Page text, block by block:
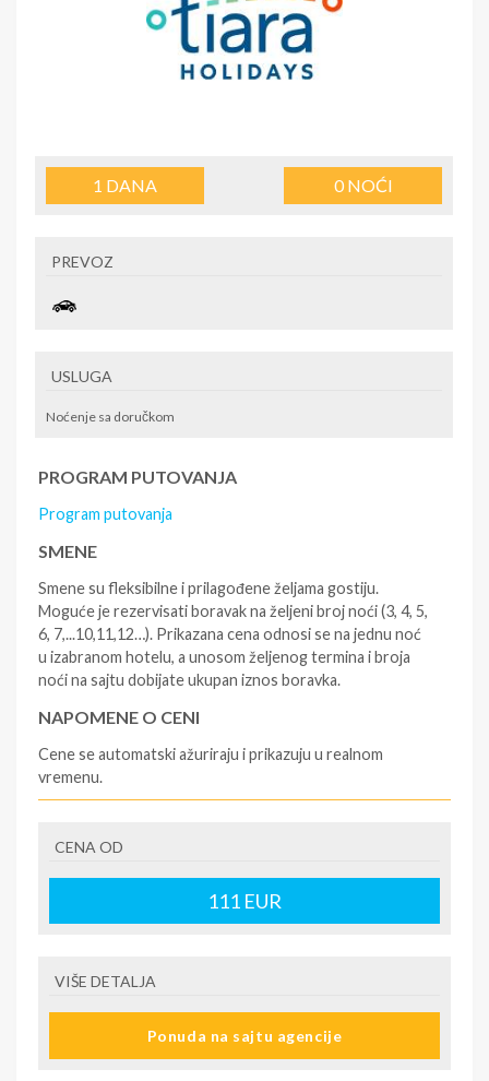
1 DANA 0NOĆI
PREVOZ
USLUGA
Noćenje sa doručkom
PROGRAM PUTOVANJA
Program putovanja
SMENE
Smene su fleksibilne i prilagođene željama gostiju.
Moguće je rezervisati boravak na željeni broj noći (3, 4, 5,
6, 7,...10,11,12…). Prikazana cena odnosi se na jednu noć
u izabranom hotelu, a unosom željenog termina i broja
noći na sajtu dobijate ukupan iznos boravka.
NAPOMENE O CENI
Cene se automatski ažuriraju i prikazuju u realnom
vremenu.
- rezervisane i potvrđene usluge u izabranoj smeštajnoj
jedinici prema opisu - korišćenje hotelskih sadržaja
prema opisu - uslugu rezervacije - organizaciju
putovanja
krizu) na destinaciji, plaćaju se na recepciji
hotela/apartmana za hotele sa 1* i 2* i nekategorisane
sobe /studije / apartmane iznosi 2€ po sobi, po noćenju
CENA OD
111 EUR
VIŠE DETALJA
Ponuda na sajtu agencije